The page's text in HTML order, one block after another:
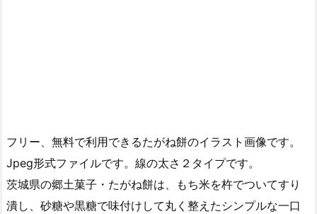
フリー、無料で利用できるたがね餅のイラスト画像です。
Jpeg形式ファイルです。線の太さ２タイプです。
茨城県の郷土菓子・たがね餅は、もち米を杵でついてすり
潰し、砂糖や黒糖で味付けして丸く整えたシンプルな一口